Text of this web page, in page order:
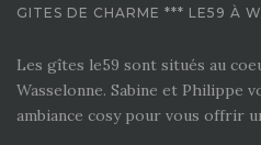
GITES DE CHARME *** LE59 À
Les gîtes le59 sont situés au
Wasselonne. Sabine et Philippe
ambiance cosy pour vous offrir